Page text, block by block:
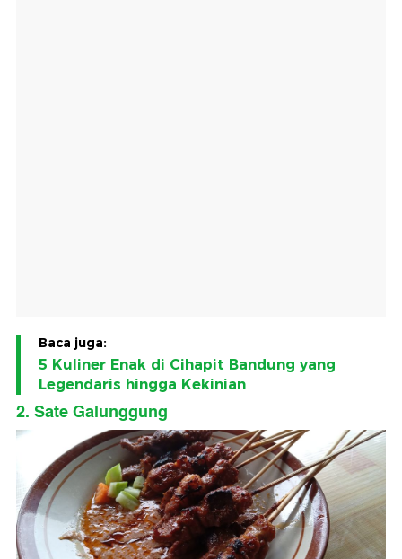
Baca juga:
5 Kuliner Enak di Cihapit Bandung yang
Legendaris hingga Kekinian
2. Sate Galunggung